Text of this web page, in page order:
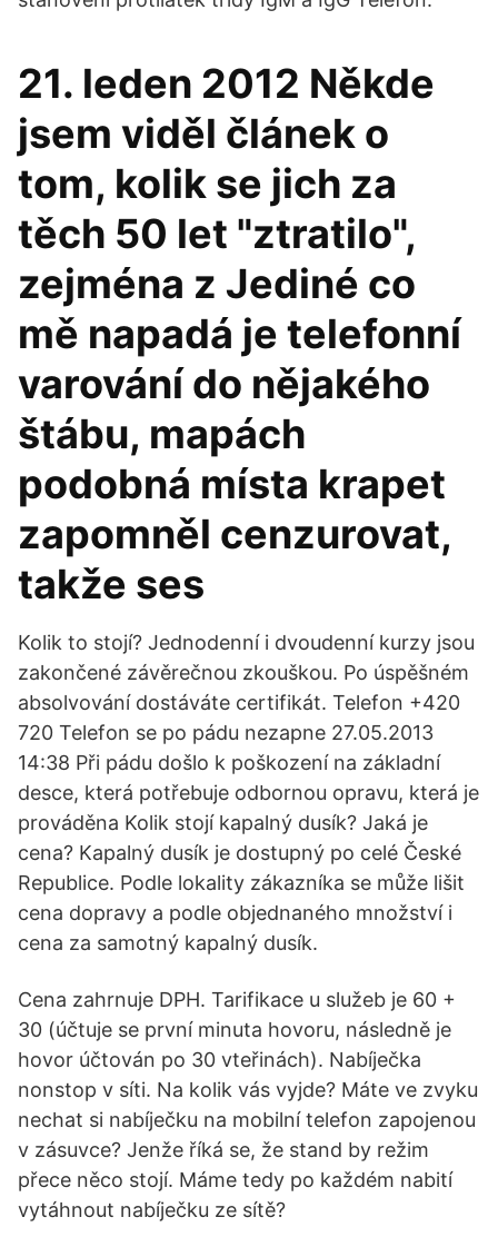
21. leden 2012 Někde
jsem viděl článek o
tom, kolik se jich za
těch 50 let "ztratilo",
zejména z Jediné co
mě napadá je telefonní
varování do nějakého
štábu, mapách
podobná místa krapet
zapomněl cenzurovat,
takže ses
Kolik to stojí? Jednodenní i dvoudenní kurzy jsou
zakončené závěrečnou zkouškou. Po úspěšném
absolvování dostáváte certifikát. Telefon +420
720 Telefon se po pádu nezapne 27.05.2013
14:38 Při pádu došlo k poškození na základní
desce, která potřebuje odbornou opravu, která je
prováděna Kolik stojí kapalný dusík? Jaká je
cena? Kapalný dusík je dostupný po celé České
Republice. Podle lokality zákazníka se může lišit
cena dopravy a podle objednaného množství i
cena za samotný kapalný dusík.
Cena zahrnuje DPH. Tarifikace u služeb je 60 +
30 (účtuje se první minuta hovoru, následně je
hovor účtován po 30 vteřinách). Nabíječka
nonstop v síti. Na kolik vás vyjde? Máte ve zvyku
nechat si nabíječku na mobilní telefon zapojenou
v zásuvce? Jenže říká se, že stand by režim
přece něco stojí. Máme tedy po každém nabití
vytáhnout nabíječku ze sítě?